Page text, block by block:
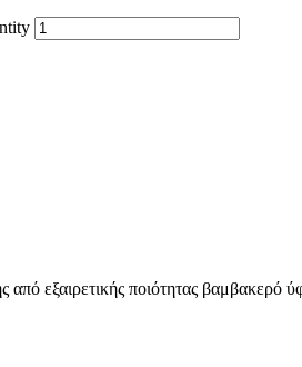
από εξαιρετικής ποιότητας